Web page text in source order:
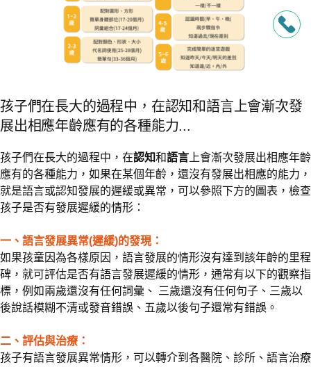
孩子們在長大的過程中，在認知和語言上會漸次發
展出相應年齡應有的各種能力...
孩子們在長大的過程中，在認知和語言 上會漸次發展出相應年齡
應有的各種能力，如果在某個年齡，還沒有發展出相應的能力，
就是語言或認知發展的遲緩或異常，可以參照下方的圖表，檢查
孩子是否有發展遲緩的情形：
一、語言發展異常(遲緩)的發現：
如果孩童因為各樣原因，語言發展的情形沒有達到該年齡的里程
碑，就可評估是否有語言發展遲緩的情形，通常有以下的觀察指
標，例如兩歲還沒有任何詞彙、 三歲還沒有任何句子、三歲以
後說話模糊不清或發音錯誤、五歲以後句子還常有錯誤。
二、評估與治療：
孩子有語言發展異常情形，可以轉介到各醫院、診所、語言治療